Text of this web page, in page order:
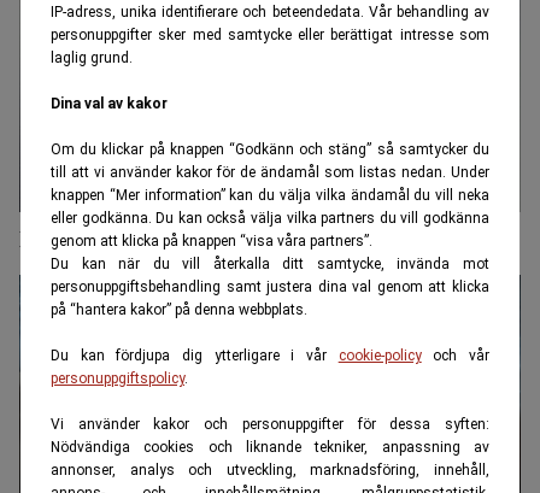
IP-adress, unika identifierare och beteendedata. Vår behandling av
personuppgifter sker med samtycke eller berättigat intresse som
laglig grund.
Dina val av kakor
Om du klickar på knappen “Godkänn och stäng” så samtycker du
till att vi använder kakor för de ändamål som listas nedan. Under
knappen “Mer information” kan du välja vilka ändamål du vill neka
eller godkänna. Du kan också välja vilka partners du vill godkänna
genom att klicka på knappen “visa våra partners”.
Du kan när du vill återkalla ditt samtycke, invända mot
personuppgiftsbehandling samt justera dina val genom att klicka
på “hantera kakor” på denna webbplats.
Du kan fördjupa dig ytterligare i vår cookie-policyoch vår
personuppgiftspolicy.
Vi använder kakor och personuppgifter för dessa syften:
Nödvändiga cookies och liknande tekniker, anpassning av
annonser, analys och utveckling, marknadsföring, innehåll,
Den här kärlekshandlingen kan förlänga livet